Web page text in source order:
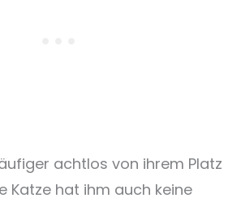
achtlos von ihrem Platz
Katze hat ihm auch keine